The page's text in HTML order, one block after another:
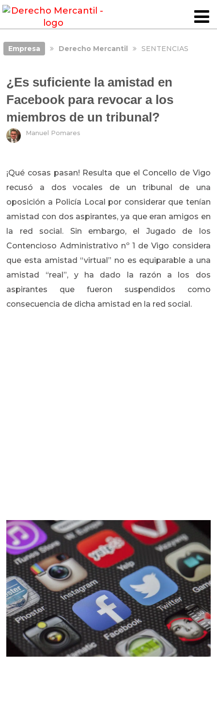
Empresa Derecho Mercantil SENTENCIAS
¿Es suficiente la amistad en
Facebook para revocar a los
miembros de un tribunal?
Manuel Pomares
¡Qué cosas pasan! Resulta que el Concello de Vigo
recusó a dos vocales de un tribunal de una
oposición a Policía Local por considerar que tenían
amistad con dos aspirantes, ya que eran amigos en
la red social. Sin embargo, el Jugado de los
Contencioso Administrativo nº 1 de Vigo considera
que esta amistad “virtual” no es equiparable a una
amistad “real”, y ha dado la razón a los dos
aspirantes que fueron suspendidos como
consecuencia de dicha amistad en la red social.